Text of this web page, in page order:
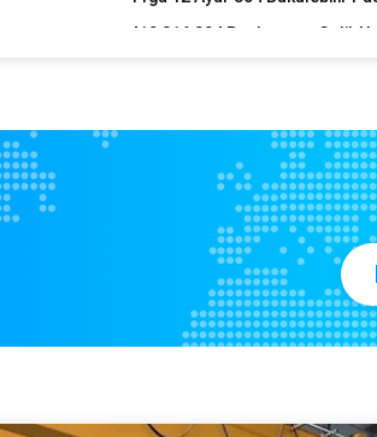
Parlak Tavlı Boru 304 304L